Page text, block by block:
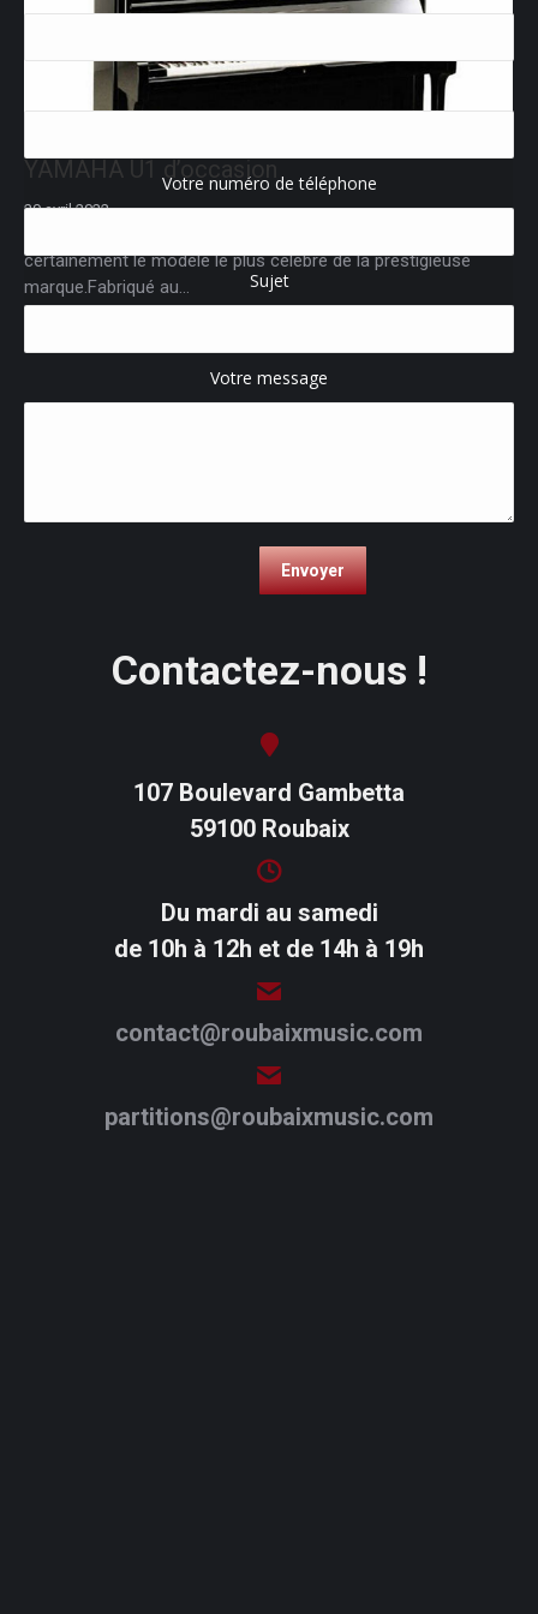
YAMAHA U1 d’occasion
29 avril 2022
certainement le modèle le plus célèbre de la prestigieuse
marque.Fabriqué au…
Votre numéro de téléphone
Sujet
Votre message
Contactez-nous !
107 Boulevard Gambetta
59100 Roubaix
Du mardi au samedi
de 10h à 12h et de 14h à 19h
contact@roubaixmusic.com
partitions@roubaixmusic.com